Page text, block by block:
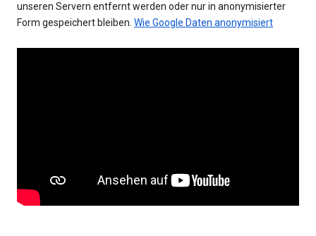
unseren Servern entfernt werden oder nur in anonymisierter
Form gespeichert bleiben. Wie Google Daten anonymisiert